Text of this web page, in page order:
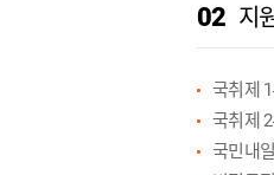
02 지
국취제
국취제
국민내